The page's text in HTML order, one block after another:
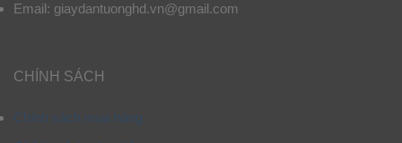
Email: giaydantuonghd.vn@gmail.com
CHÍNH SÁCH
Chính sách mua hàng